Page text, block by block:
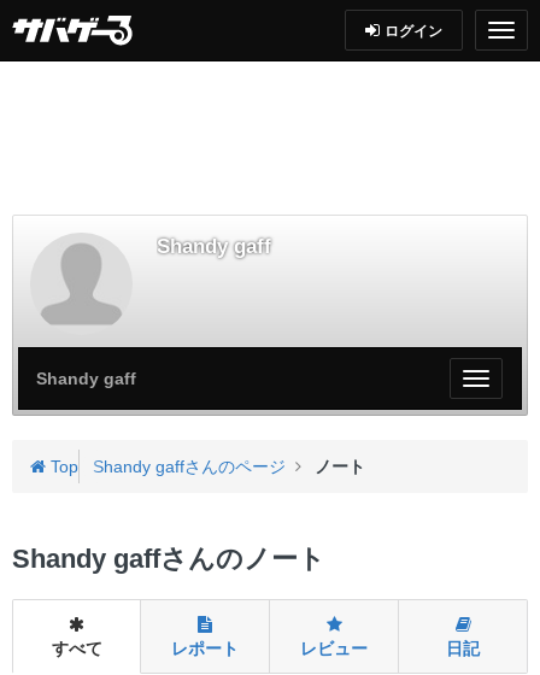
ログイン
Shandy gaff
My
ペ
Shandy gaff
Top Shandy gaffさんのページ ノート
Shandy gaffさんのノート
すべて レポート レビュー 日記